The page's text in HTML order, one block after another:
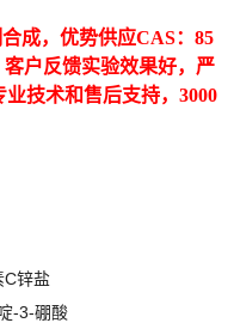
成，优势供应CAS：85
客户反馈实验效果好，严
技术和售后支持，3000
C锌盐
-3-硼酸